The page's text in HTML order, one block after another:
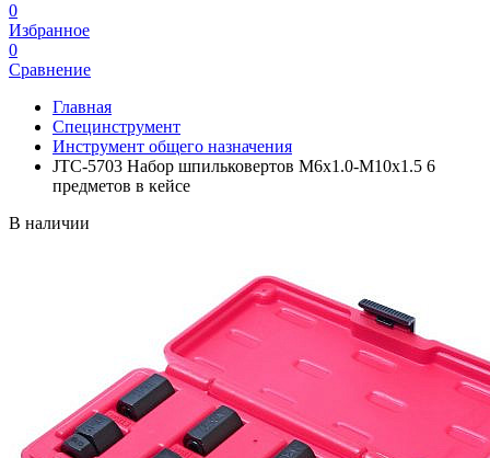
0
Избранное
0
Сравнение
Главная
Специнструмент
Инструмент общего назначения
JTC-5703 Набор шпильковертов М6х1.0-М10х1.5 6
предметов в кейсе
В наличии